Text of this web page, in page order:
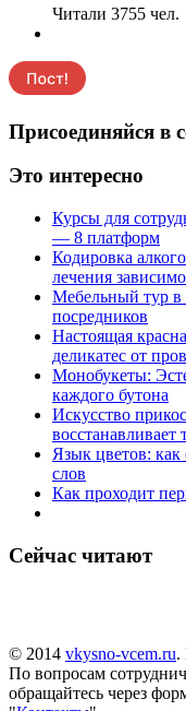
Читали 3755 чел.
Присоединяйся в
Это интересно
Курсы для
— 8 платформ
Кодировка
лечения
Мебельный тур в
посредников
Настоящая
деликатес от
Монобукеты:
каждого бутона
Искусство
восстанавливает
Язык цветов: как
слов
Как проходит
Сейчас читают
© 2014 vkysno-vcem.ru.
По вопросам
обращайтесь через